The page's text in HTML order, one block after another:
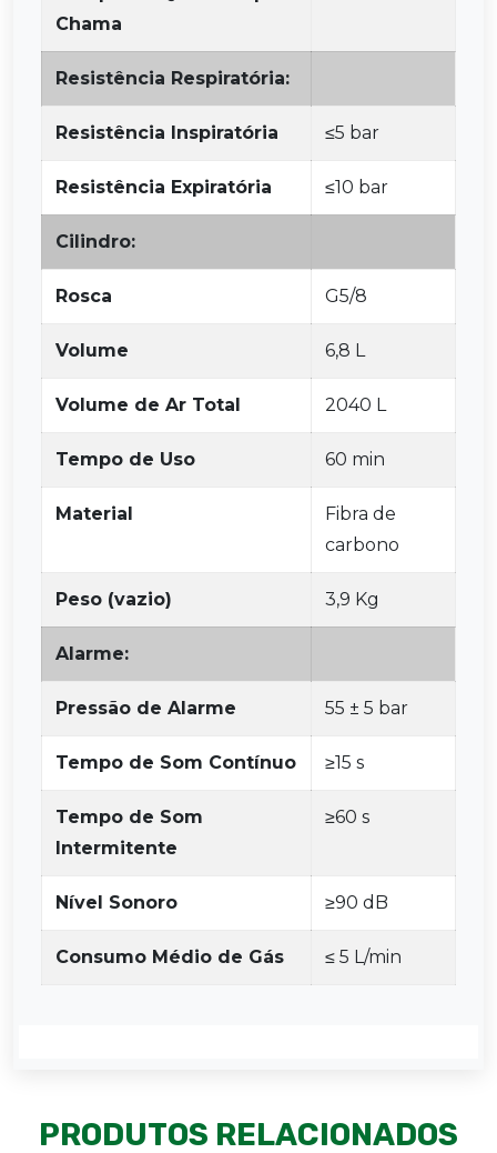
Chama
Resistência Respiratória:
Resistência Inspiratória ≤5 bar
Resistência Expiratória ≤10 bar
Cilindro:
Rosca G5/8
Volume 6,8 L
Volume de Ar Total 2040 L
Tempo de Uso 60 min
Material
Fibra de
carbono
Peso (vazio) 3,9 Kg
Alarme:
Pressão de Alarme 55 ± 5 bar
Tempo de Som Contínuo ≥15 s
Tempo de Som
Intermitente
≥60 s
Nível Sonoro ≥90 dB
Consumo Médio de Gás ≤ 5 L/min
PRODUTOS RELACIONADOS